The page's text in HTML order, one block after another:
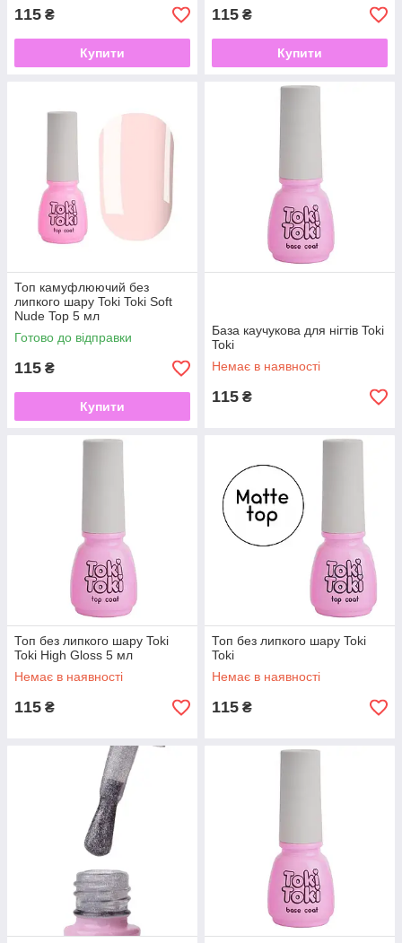
115 ₴
Купити
115 ₴
Купити
Топ камуфлюючий без
липкого шару Toki Toki Soft
Nude Top 5 мл
Готово до відправки
115 ₴
Купити
База каучукова для нігтів Toki
Toki
Немає в наявності
115 ₴
Топ без липкого шару Toki
Toki High Gloss 5 мл
Немає в наявності
115 ₴
Топ без липкого шару Toki
Toki
Немає в наявності
115 ₴